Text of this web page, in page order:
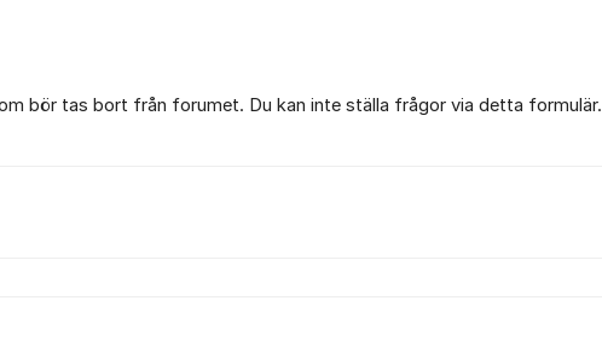
bör tas bort från forumet. Du kan inte ställa frågor via detta formulär.